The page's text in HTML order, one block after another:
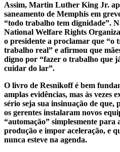
Assim, Martin Luther King Jr.
saneamento de Memphis em
“todo trabalho tem dignidade”.
National Welfare Rights
o presidente a proclamar que “o
trabalho real” e afirmou que
digno por “fazer o trabalho que
cuidar do lar”.
O livro de Resnikoff é bem
amplas evidências, mas às vezes
sério seja sua insinuação de que,
os gerentes instalaram novos
“automação” simplesmente para
produção e impor aceleração, e
nunca esteve na agenda.